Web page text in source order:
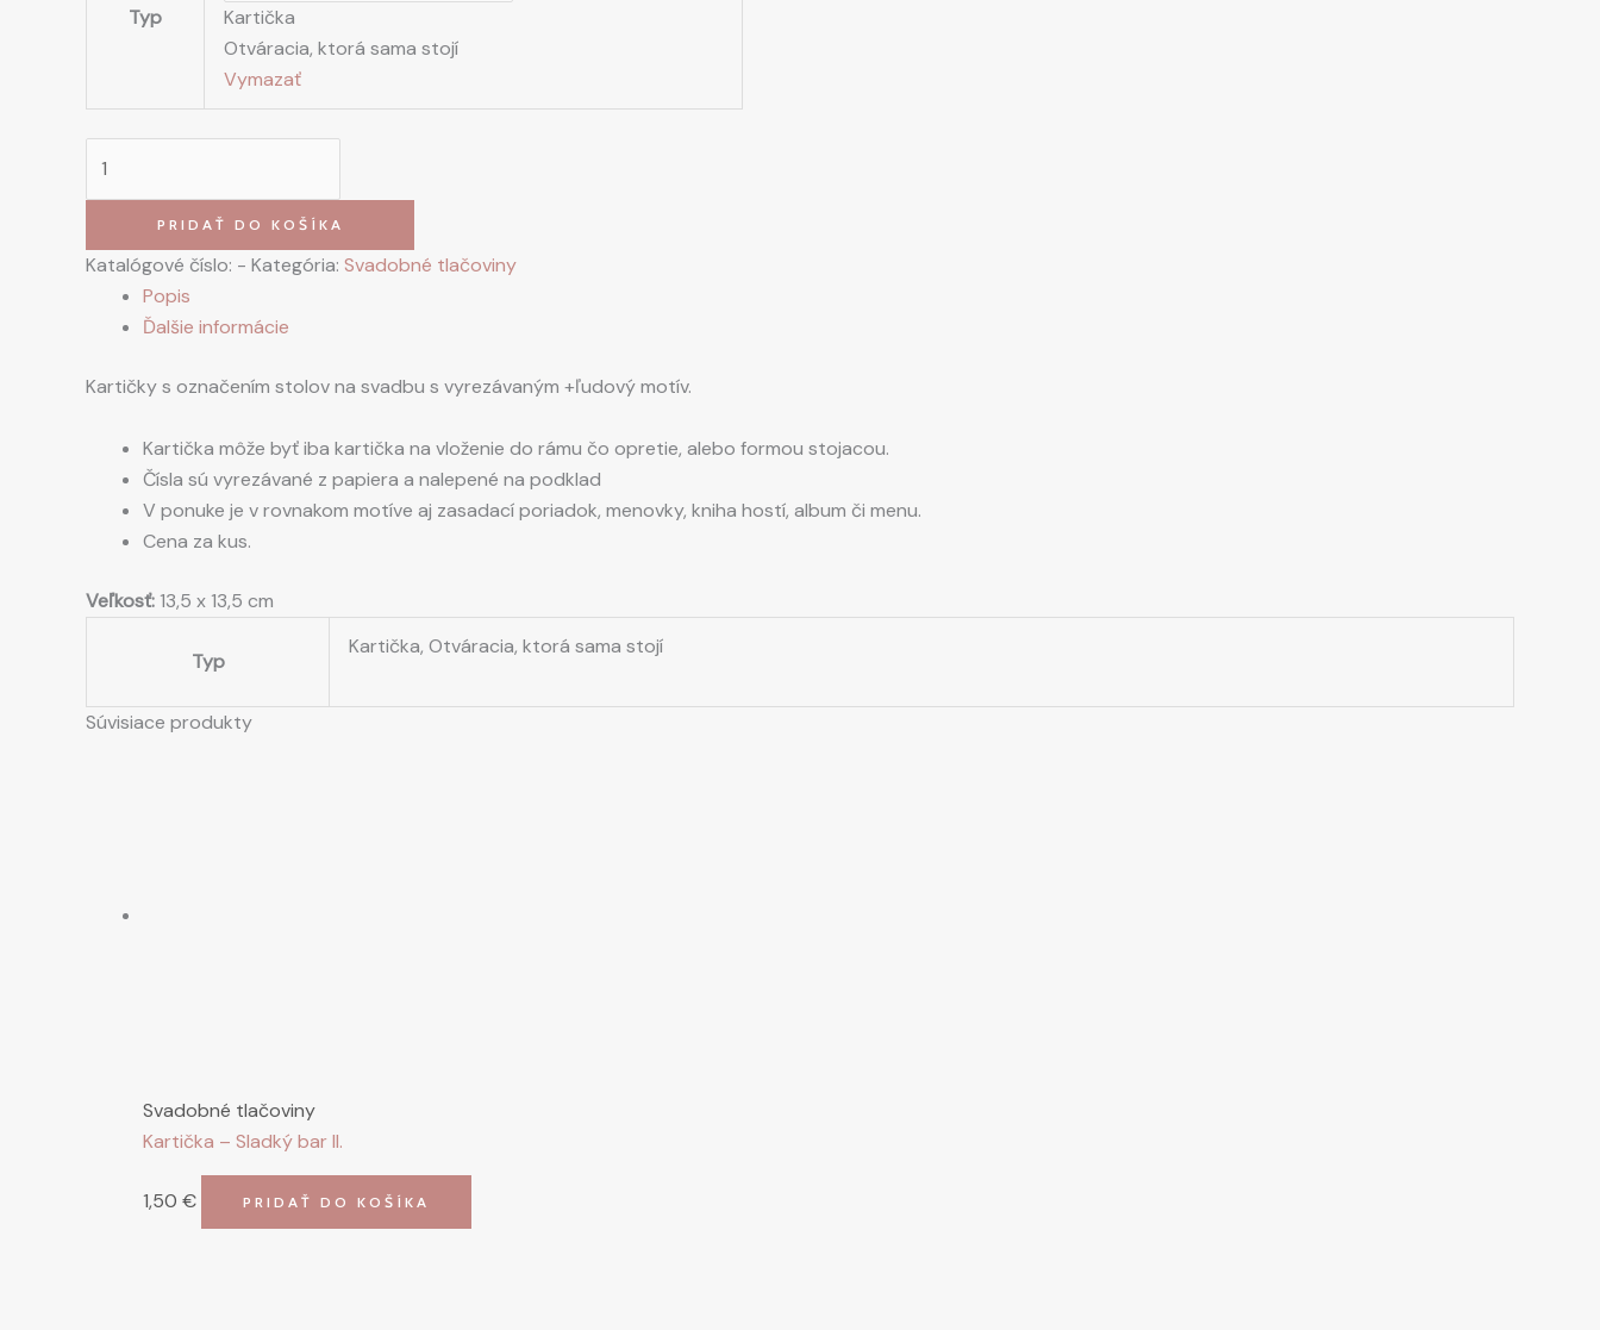
Typ
Kartička
Otváracia, ktorá sama stojí
Vymazať
PRIDAŤ DO KOŠÍKA
Katalógové číslo: - Kategória: Svadobné tlačoviny
Popis
Ďalšie informácie
Kartičky s označením stolov na svadbu s vyrezávaným +ľudový motív.
Kartička môže byť iba kartička na vloženie do rámu čo opretie, alebo formou stojacou.
Čísla sú vyrezávané z papiera a nalepené na podklad
V ponuke je v rovnakom motíve aj zasadací poriadok, menovky, kniha hostí, album či menu.
Cena za kus.
Veľkosť: 13,5 x 13,5 cm
Typ
Kartička, Otváracia, ktorá sama stojí
Súvisiace produkty
Svadobné tlačoviny
Kartička – Sladký bar II.
1,50 € PRIDAŤ DO KOŠÍKA